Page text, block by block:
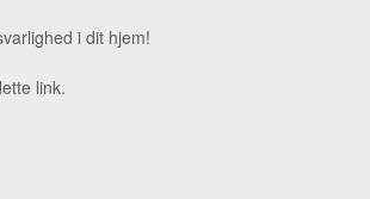
i dit hjem!
link.